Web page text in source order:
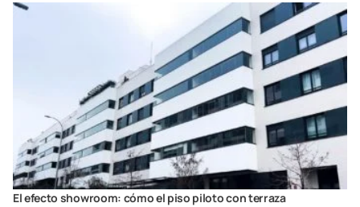
El efecto showroom: cómo el piso piloto con terraza